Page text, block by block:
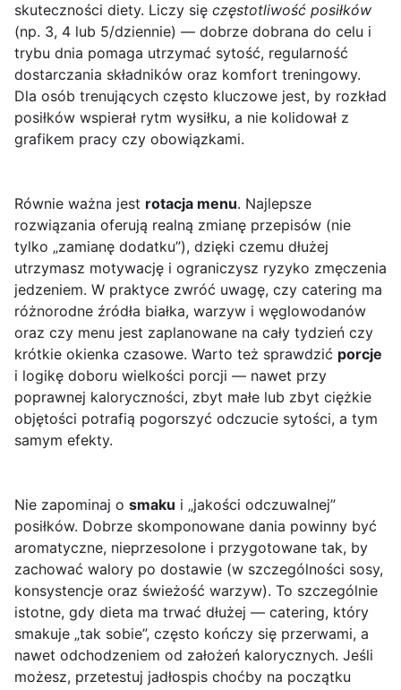
skuteczności diety. Liczy się częstotliwość posiłków
(np. 3, 4 lub 5/dziennie) — dobrze dobrana do celu i
trybu dnia pomaga utrzymać sytość, regularność
dostarczania składników oraz komfort treningowy.
Dla osób trenujących często kluczowe jest, by rozkład
posiłków wspierał rytm wysiłku, a nie kolidował z
grafikem pracy czy obowiązkami.
Równie ważna jest rotacja menu. Najlepsze
rozwiązania oferują realną zmianę przepisów (nie
tylko „zamianę dodatku”), dzięki czemu dłużej
utrzymasz motywację i ograniczysz ryzyko zmęczenia
jedzeniem. W praktyce zwróć uwagę, czy catering ma
różnorodne źródła białka, warzyw i węglowodanów
oraz czy menu jest zaplanowane na cały tydzień czy
krótkie okienka czasowe. Warto też sprawdzić porcje
i logikę doboru wielkości porcji — nawet przy
poprawnej kaloryczności, zbyt małe lub zbyt ciężkie
objętości potrafią pogorszyć odczucie sytości, a tym
samym efekty.
Nie zapominaj o smaku i „jakości odczuwalnej”
posiłków. Dobrze skomponowane dania powinny być
aromatyczne, nieprzesolone i przygotowane tak, by
zachować walory po dostawie (w szczególności sosy,
konsystencje oraz świeżość warzyw). To szczególnie
istotne, gdy dieta ma trwać dłużej — catering, który
smakuje „tak sobie”, często kończy się przerwami, a
nawet odchodzeniem od założeń kalorycznych. Jeśli
możesz, przetestuj jadłospis choćby na początku